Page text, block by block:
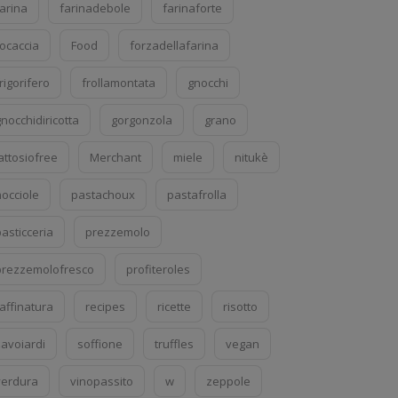
farinadebole farinaforte
Food forzadellafarina
frollamontata gnocchi
gorgonzola grano
Merchant miele nitukè
pastachoux pastafrolla
prezzemolo
profiteroles
recipes ricette risotto
soffione truffles vegan
vinopassito w zeppole